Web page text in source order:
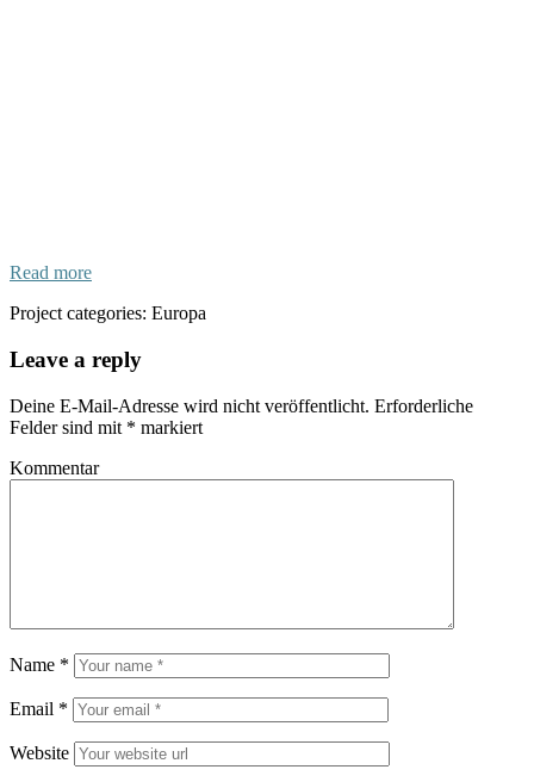
Read more
Project categories: Europa
Leave a reply
Deine E-Mail-Adresse wird nicht veröffentlicht. Erforderliche
Felder sind mit * markiert
Kommentar
Name *
Email *
Website